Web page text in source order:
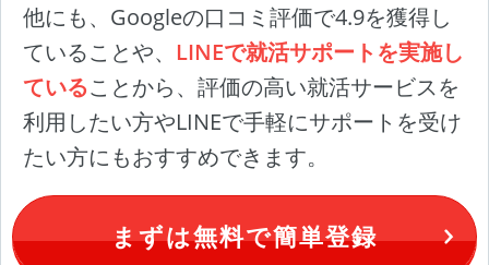
他にも、Googleの口コミ評価で4.9を獲得し
ていることや、 LINEで就活サポートを実施し
ていることから、評価の高い就活サービスを
利用したい方やLINEで手軽にサポートを受け
たい方にもおすすめできます。
まずは無料で簡単登録